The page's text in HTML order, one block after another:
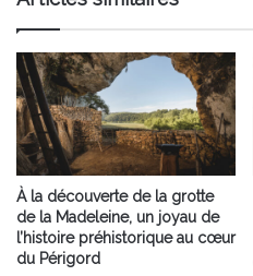
de
ralentir
À la découverte de la grotte
de la Madeleine, un joyau de
l’histoire préhistorique au cœur
du Périgord